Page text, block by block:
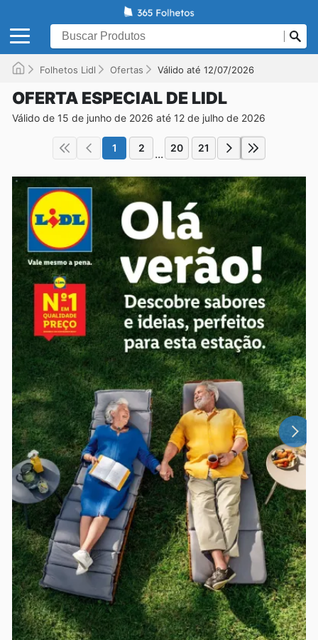
Folhetos Lidl Ofertas Válido até 12/07/2026
OFERTA ESPECIAL DE LIDL
Válido de 15 de junho de 2026 até 12 de julho de 2026
1 2 ... 20 21